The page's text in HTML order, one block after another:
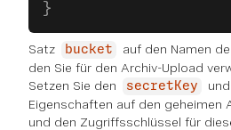
}
Satz bucket
auf den Namen
den Sie für den Archiv-Upload
Setzen Sie den
secretKey und
Eigenschaften auf den geheimen
und den Zugriffsschlüssel für